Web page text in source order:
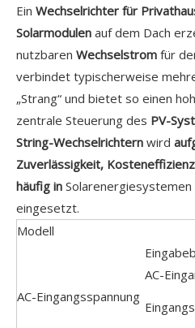
Ein Wechselrichter für
Solarmodulen auf dem Dach
nutzbaren Wechselstrom für
verbindet typischerweise
„Strang“ und bietet so einen
zentrale Steuerung des PV-
String-Wechselrichtern wird
Zuverlässigkeit,
häufig in
eingesetzt.
Modell
AC-Eingangsspannung
AC-